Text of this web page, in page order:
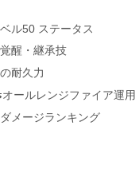
ル50 ステータス
醒・継承技
耐久力
ールレンジファイア運用
メージランキング